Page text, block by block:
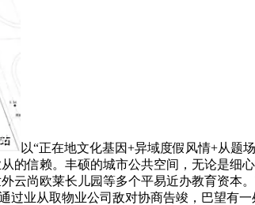
以“正在地⽂化基因+异域度假风情+从题
的信赖。丰硕的城市公共空间，无论是细
云尚欧莱长儿园等多个平易近办教育资本
业从取物业公司敌对协商告竣，巴望有